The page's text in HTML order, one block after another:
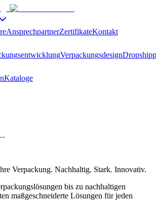
AnsprechpartnerZertifikateKontakt
Verpackungsdesign
Kataloge
Verpackung. Nachhaltig. Stark. Innovativ.
bis zu nachhaltigen
maßgeschneiderte Lösungen für jeden